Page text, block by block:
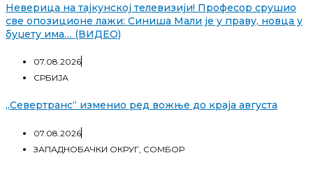
Неверица на тајкунској телевизији! Професор срушио
све опозиционе лажи: Синиша Мали је у праву, новца у
буџету има… (ВИДЕО)
07.08.2026
СРБИЈА
„Севертранс“ изменио ред вожње до краја августа
07.08.2026
ЗАПАДНОБАЧКИ ОКРУГ СОМБОР